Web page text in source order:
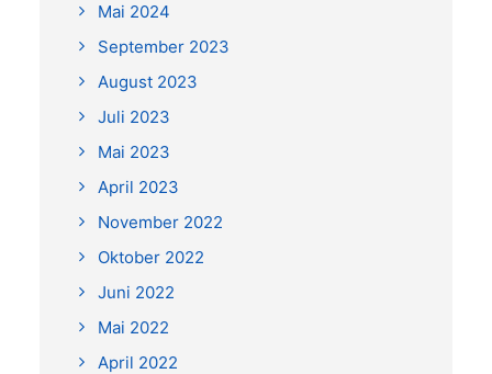
Mai 2024
September 2023
August 2023
Juli 2023
Mai 2023
April 2023
November 2022
Oktober 2022
Juni 2022
Mai 2022
April 2022